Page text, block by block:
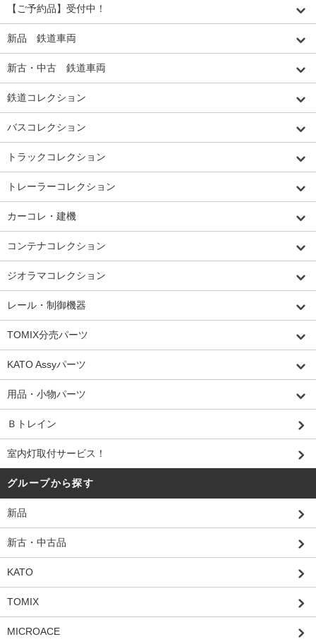
【ご予約品】受付中！
新品 鉄道車両
新古・中古 鉄道車両
鉄道コレクション
バスコレクション
トラックコレクション
トレーラーコレクション
カーコレ・建機
コンテナコレクション
ジオラマコレクション
レール・制御機器
TOMIX分売パーツ
KATO Assyパーツ
用品・小物パーツ
Ｂトレイン
室内灯取付サービス！
グループから探す
新品
新古・中古品
KATO
TOMIX
MICROACE